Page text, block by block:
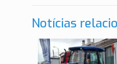
Notícias